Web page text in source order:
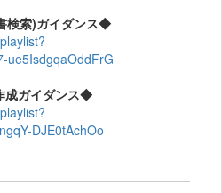
検索)ガイダンス◆
ue5IsdgqaOddFrG
ガイダンス◆
DJE0tAchOo